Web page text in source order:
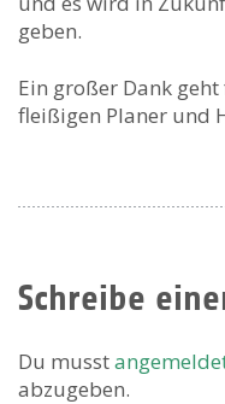
geben.
Ein großer Dank
fleißigen Planer und
Schreibe
Du musst
abzugeben.